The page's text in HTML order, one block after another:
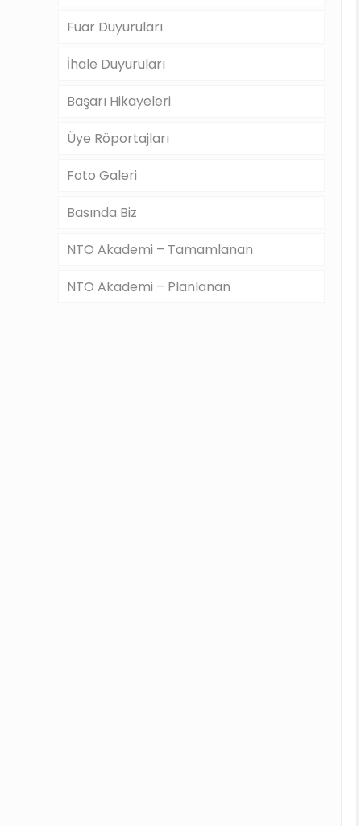
Fuar Duyuruları
İhale Duyuruları
Başarı Hikayeleri
Üye Röportajları
Foto Galeri
Basında Biz
NTO Akademi – Tamamlanan
NTO Akademi – Planlanan